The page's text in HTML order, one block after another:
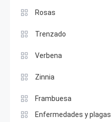
Rosas
Trenzado
Verbena
Zinnia
Frambuesa
Enfermedades y plagas